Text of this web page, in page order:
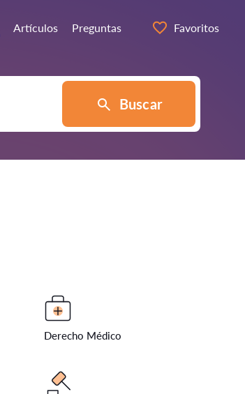
Artículos Preguntas Favoritos
Buscar
Derecho Médico